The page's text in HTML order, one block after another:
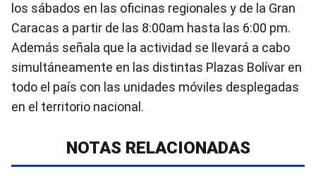
los sábados en las oficinas regionales y de la Gran
Caracas a partir de las 8:00am hasta las 6:00 pm.
Además señala que la actividad se llevará a cabo
simultáneamente en las distintas Plazas Bolívar en
todo el país con las unidades móviles desplegadas
en el territorio nacional.
NOTAS RELACIONADAS